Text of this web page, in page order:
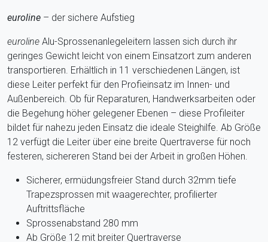
euroline – der sichere Aufstieg
euroline Alu-Sprossenanlegeleitern lassen sich durch ihr
geringes Gewicht leicht von einem Einsatzort zum anderen
transportieren. Erhältlich in 11 verschiedenen Längen, ist
diese Leiter perfekt für den Profieinsatz im Innen- und
Außenbereich. Ob für Reparaturen, Handwerksarbeiten oder
die Begehung höher gelegener Ebenen – diese Profileiter
bildet für nahezu jeden Einsatz die ideale Steighilfe. Ab Größe
12 verfügt die Leiter über eine breite Quertraverse für noch
festeren, sichereren Stand bei der Arbeit in großen Höhen.
Sicherer, ermüdungsfreier Stand durch 32mm tiefe
Trapezsprossen mit waagerechter, profilierter
Auftrittsfläche
Sprossenabstand 280 mm
Ab Größe 12 mit breiter Quertraverse